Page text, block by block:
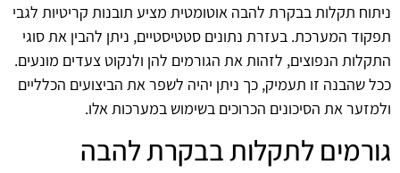
ניתוח תקלות בבקרת להבה אוטומטית מציע תובנות קריטיות לגבי
תפקוד המערכת. בעזרת נתונים סטטיסטיים, ניתן להבין את סוגי
התקלות הנפוצים, לזהות את הגורמים להן ולנקוט צעדים מונעים.
ככל שהבנה זו תעמיק, כך ניתן יהיה לשפר את הביצועים הכלליים
ולמזער את הסיכונים הכרוכים בשימוש במערכות אלו.
גורמים לתקלות בבקרת להבה